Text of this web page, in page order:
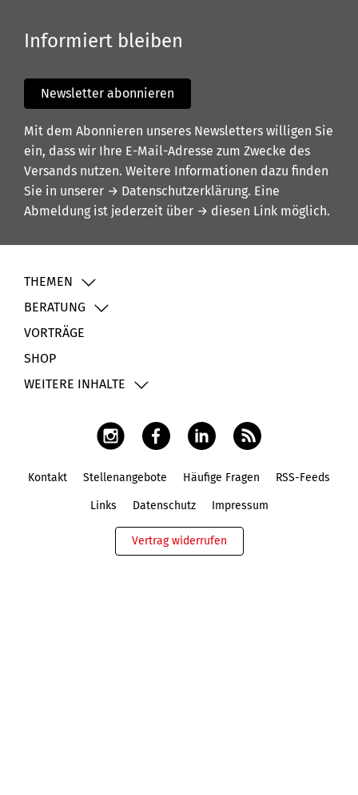
Informiert bleiben
Newsletter abonnieren
Mit dem Abonnieren unseres Newsletters willigen Sie
ein, dass wir Ihre E-Mail-Adresse zum Zwecke des
Versands nutzen. Weitere Informationen dazu finden
Sie in unserer → Datenschutzerklärung. Eine
Abmeldung ist jederzeit über → diesen Link möglich.
THEMEN
BERATUNG
VORTRÄGE
SHOP
WEITERE INHALTE
Kontakt Stellenangebote Häufige Fragen RSS-Feeds
Links Datenschutz Impressum
Vertrag widerrufen